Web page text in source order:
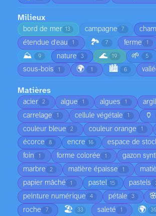
Milieux
bord de mer 13 campagne 7
étendue d'eau 1 🏞️ 7 ferme 1
⛰️ 9 nature 3 🌊 19 🌱 5
sous-bois 1 🌍 1 🏙️ 6
Matières
acier 2 algue 1 algues 1
carrelage 1 cellule végétale 1 🏺
couleur bleue 2 couleur orange 1
écorce 8 encre 16 espace de
foin 1 forme colorée 1 gazon
marbre 2 matière épaisse 1
papier mâché 1 pastel 15 pastels
peinture numérique 4 pétale 3
roche 7 🏖️ 33 saleté 1 🌍